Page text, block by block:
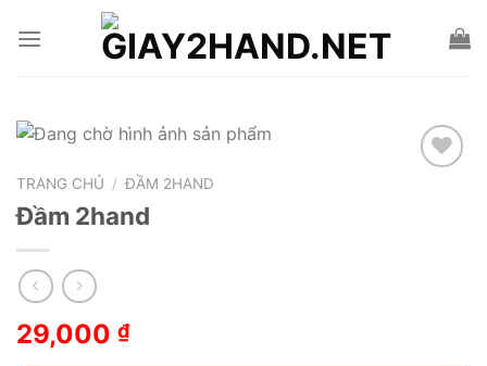
TRANG CHỦ / ĐẦM 2HAND
Đầm 2hand
29,000 ₫